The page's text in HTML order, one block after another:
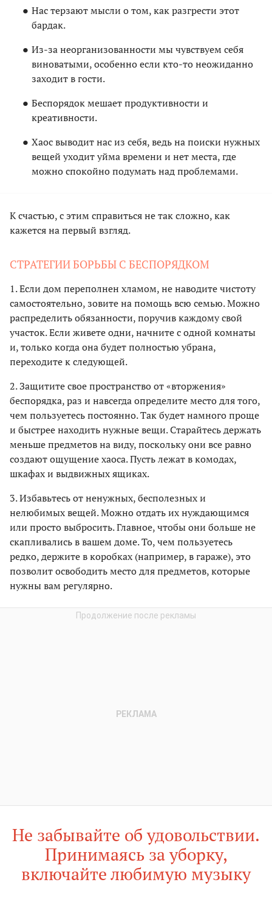
Нас терзают мысли о том, как разгрести этот
бардак.
Из-за неорганизованности мы чувствуем себя
виноватыми, особенно если кто-то неожиданно
заходит в гости.
Беспорядок мешает продуктивности и
креативности.
Хаос выводит нас из себя, ведь на поиски нужных
вещей уходит уйма времени и нет места, где
можно спокойно подумать над проблемами.
К счастью, с этим справиться не так сложно, как
кажется на первый взгляд.
СТРАТЕГИИ БОРЬБЫ С БЕСПОРЯДКОМ
1. Если дом переполнен хламом, не наводите чистоту
самостоятельно, зовите на помощь всю семью. Можно
распределить обязанности, поручив каждому свой
участок. Если живете одни, начните с одной комнаты
и, только когда она будет полностью убрана,
переходите к следующей.
2. Защитите свое пространство от «вторжения»
беспорядка, раз и навсегда определите место для того,
чем пользуетесь постоянно. Так будет намного проще
и быстрее находить нужные вещи. Старайтесь держать
меньше предметов на виду, поскольку они все равно
создают ощущение хаоса. Пусть лежат в комодах,
шкафах и выдвижных ящиках.
3. Избавьтесь от ненужных, бесполезных и
нелюбимых вещей. Можно отдать их нуждающимся
или просто выбросить. Главное, чтобы они больше не
скапливались в вашем доме. То, чем пользуетесь
редко, держите в коробках (например, в гараже), это
позволит освободить место для предметов, которые
нужны вам регулярно.
Не забывайте об удовольствии.
Принимаясь за уборку,
включайте любимую музыку